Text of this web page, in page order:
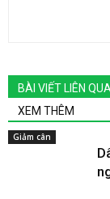
BÀI VIẾT LIÊN
XEM THÊM
Giảm cân